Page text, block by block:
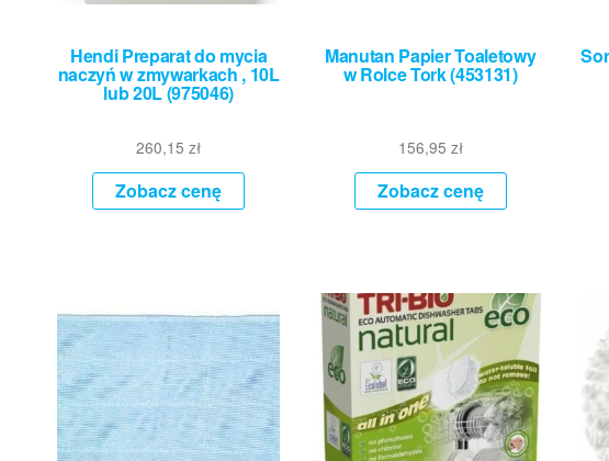
Hendi Preparat do mycia
naczyń w zmywarkach , 10L
lub 20L (975046)
260,15zł
Zobacz cenę
Manutan Papier Toaletowy
w Rolce Tork (453131)
156,95 zł
Zobacz cenę